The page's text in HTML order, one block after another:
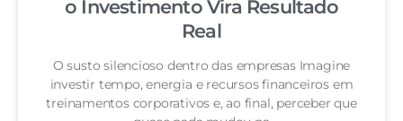
o Investimento Vira Resultado
Real
O susto silencioso dentro das empresas Imagine
investir tempo, energia e recursos financeiros em
treinamentos corporativos e, ao final, perceber que